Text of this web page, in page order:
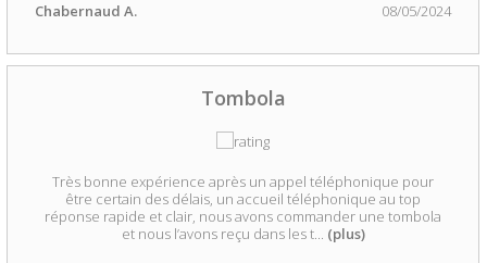
Chabernaud A. 08/05/2024
Tombola
Très bonne expérience après un appel téléphonique pour
être certain des délais, un accueil téléphonique au top
réponse rapide et clair, nous avons commander une tombola
et nous l’avons reçu dans les t... (plus)